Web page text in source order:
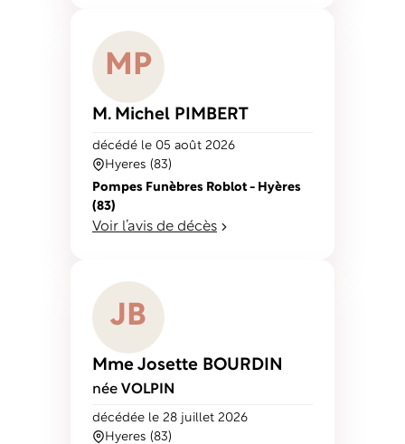
M P
M. Michel PIMBERT
Hyeres (83)
décédé le 05 août 2026
Pompes Funèbres Roblot - Hyères
(83)
Voir l’avis de décès
J B
Mme Josette BOURDIN
née VOLPIN
Hyeres (83)
décédée le 28 juillet 2026